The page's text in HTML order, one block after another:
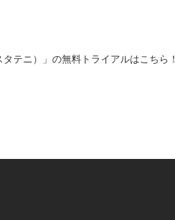
テニ）」の無料トライアルはこちら！